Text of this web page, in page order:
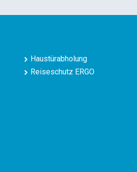
Haustürabholung
Reiseschutz ERGO